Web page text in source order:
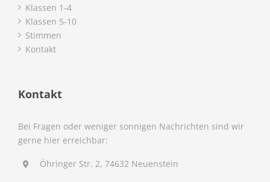
Klassen 1-4
Klassen 5-10
Stimmen
Kontakt
Kontakt
Bei Fragen oder weniger sonnigen Nachrichten sind wir
gerne hier erreichbar:
Öhringer Str. 2, 74632 Neuenstein